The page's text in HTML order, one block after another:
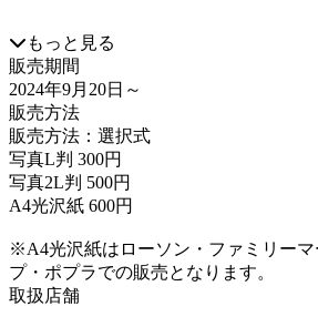
もっと見る
販売期間
2024年9月20日 ～
販売方法
販売方法：選択式
写真L判 300円
写真2L判 500円
A4光沢紙 600円
※A4光沢紙はローソン・ファミリーマ
プ・ポプラでの販売となります。
取扱店舗